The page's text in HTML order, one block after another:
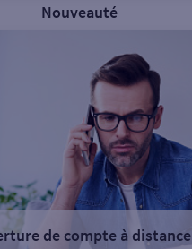
Nouveauté
de compte à distance